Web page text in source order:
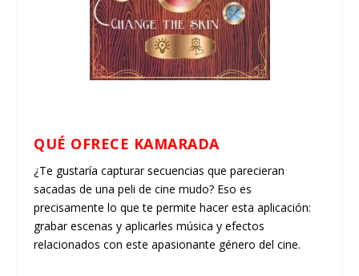
QUÉ OFRECE KAMARADA
¿Te gustaría capturar secuencias que parecieran
sacadas de una peli de cine mudo? Eso es
precisamente lo que te permite hacer esta aplicación:
grabar escenas y aplicarles música y efectos
relacionados con este apasionante género del cine.